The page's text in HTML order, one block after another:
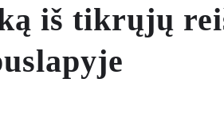
iš tikrųjų